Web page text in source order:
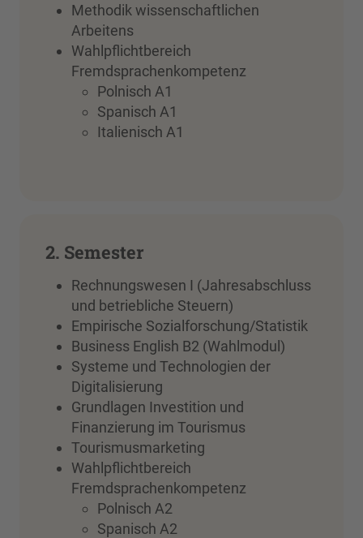
Methodik wissenschaftlichen
Arbeitens
Wahlpflichtbereich
Fremdsprachenkompetenz
Polnisch A1
Spanisch A1
Italienisch A1
2. Semester
Rechnungswesen I (Jahresabschluss
und betriebliche Steuern)
Empirische Sozialforschung/Statistik
Business English B2 (Wahlmodul)
Systeme und Technologien der
Digitalisierung
Grundlagen Investition und
Finanzierung im Tourismus
Tourismusmarketing
Wahlpflichtbereich
Fremdsprachenkompetenz
Polnisch A2
Spanisch A2